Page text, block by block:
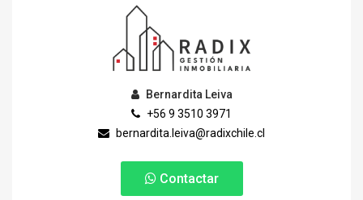
Bernardita Leiva
+56 9 3510 3971
bernardita.leiva@radixchile.cl
Contactar